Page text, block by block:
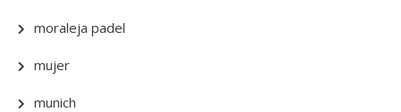
moraleja padel
mujer
munich